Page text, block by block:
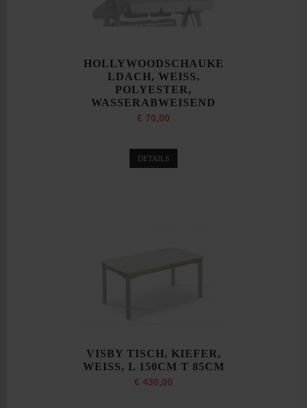
HOLLYWOODSCHAUKE
LDACH, WEISS,
POLYESTER,
WASSERABWEISEND
€ 70,00
DETAILS
VISBY TISCH, KIEFER,
WEISS, L 150CM T 85CM
€ 430,00